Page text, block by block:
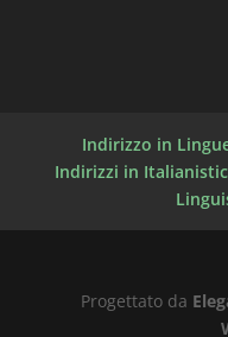
Indirizzo in
Indirizzi in
Progettato da